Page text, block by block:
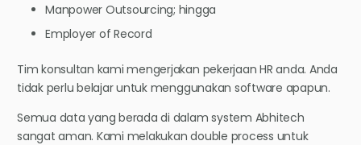
Manpower Outsourcing; hingga
Employer of Record
Tim konsultan kami mengerjakan pekerjaan HR anda. Anda
tidak perlu belajar untuk menggunakan software apapun.
Semua data yang berada di dalam system Abhitech
sangat aman. Kami melakukan double process untuk